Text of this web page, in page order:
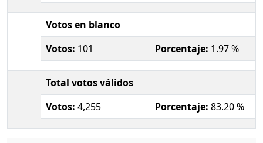
Votos en blanco
Votos: 101 Porcentaje: 1.97 %
Total votos válidos
Votos: 4,255 Porcentaje: 83.20 %